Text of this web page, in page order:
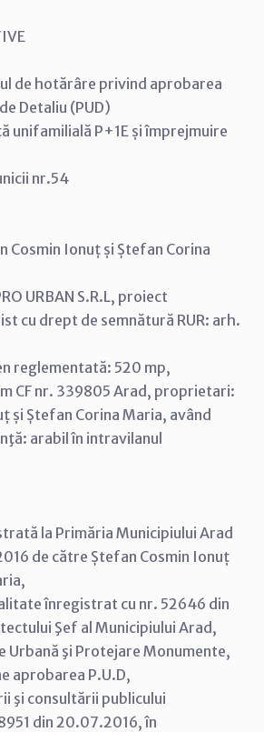
de hotărâre privind aprobarea
Detaliu (PUD)
unifamilială P+1E și împrejmuire
nr.54
Cosmin Ionuț și Ștefan Corina
URBAN S.R.L, proiect
cu drept de semnătură RUR: arh.
reglementată: 520 mp,
CF nr. 339805 Arad, proprietari:
și Ștefan Corina Maria, având
arabil în intravilanul
la Primăria Municipiului Arad
de către Ștefan Cosmin Ionuț
înregistrat cu nr. 52646 din
Şef al Municipiului Arad,
Urbană şi Protejare Monumente,
aprobarea P.U.D,
şi consultării publicului
din 20.07.2016, în